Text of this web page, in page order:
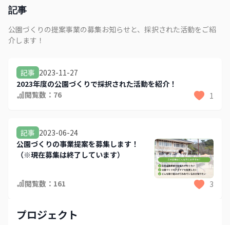
記事
公園づくりの提案事業の募集お知らせと、採択された活動をご紹
介します！
記事 2023-11-27
2023年度の公園づくりで採択された活動を紹介！
閲覧数： 76 1
記事 2023-06-24
公園づくりの事業提案を募集します！
（※現在募集は終了しています）
閲覧数： 161 3
プロジェクト